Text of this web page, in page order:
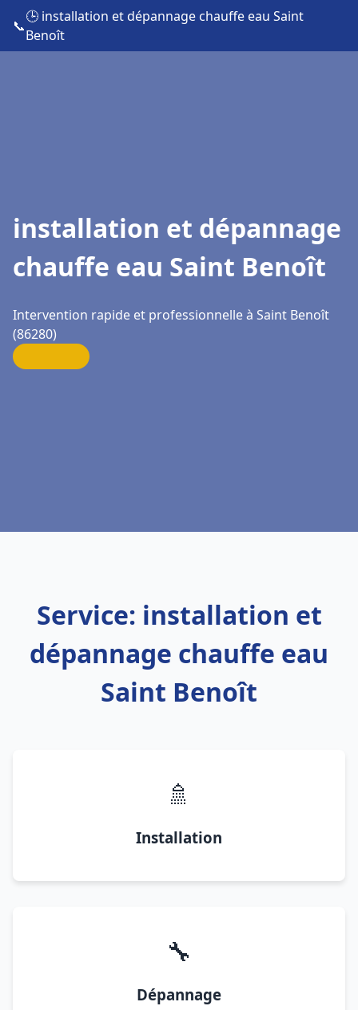
📞
🕒 installation et dépannage chauffe eau Saint
Benoît
installation et dépannage
chauffe eau Saint Benoît
Intervention rapide et professionnelle à Saint Benoît
(86280)
Service: installation et
dépannage chauffe eau
Saint Benoît
🚿
Installation
🔧
Dépannage